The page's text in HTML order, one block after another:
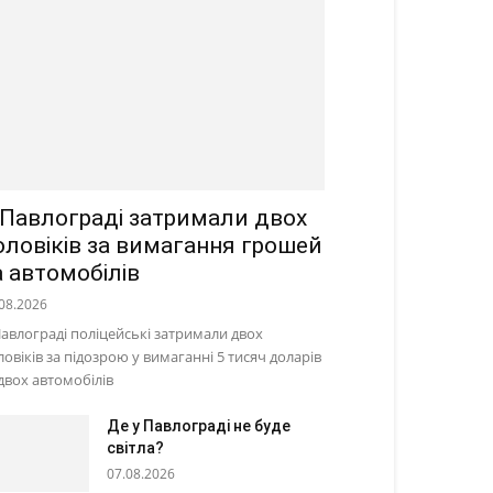
затримали двох
за вимагання грошей
автомобілів
поліцейські затримали двох
за підозрою у вимаганні 5 тисяч доларів
автомобілів
Де у Павлограді не буде
світла?
07.08.2026